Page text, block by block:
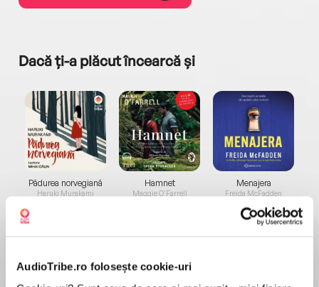
AudioTribe.ro folosește cookie-uri
Dacă ți-a plăcut încearcă și
Pădurea norvegiană
Haruki Murakami
Hamnet
Maggie O'Farrell
Menajera
Freida McFadden